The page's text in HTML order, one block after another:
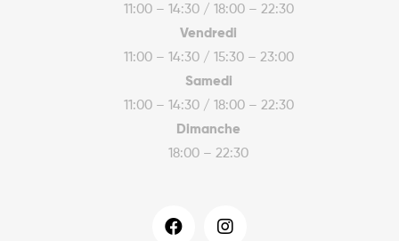
11:00 – 14:30 / 18:00 – 22:30
Vendredi
11:00 – 14:30 / 15:30 – 23:00
Samedi
11:00 – 14:30 / 18:00 – 22:30
Dimanche
18:00 – 22:30